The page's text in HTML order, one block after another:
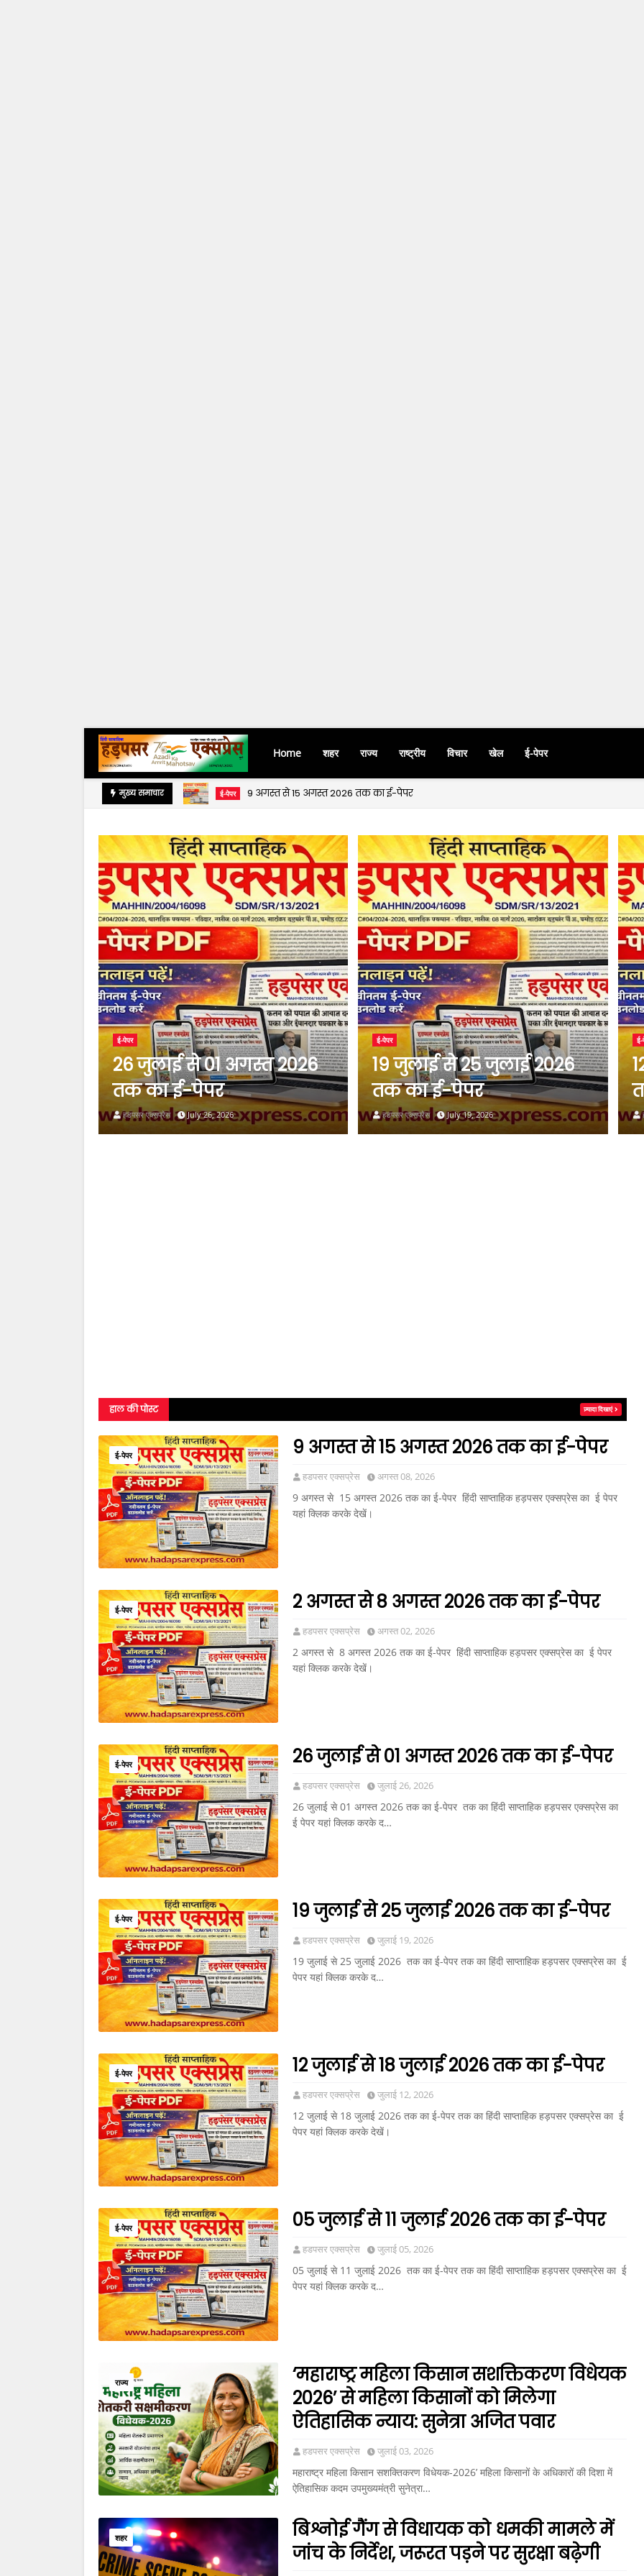
Home शहर राज्य राष्ट्रीय विचार खेल ई-पेपर
मुख्य समाचार ई-पेपर 2 अगस्त से 8 अगस्त 2026 तक का ई-पेपर
ई-पेपर
26 जुलाई से 01 अगस्त 2026
तक का ई-पेपर
हडपसर एक्सप्रेस July 26, 2026
ई-पेपर
19 जुलाई से 25 जुलाई 2026
तक का ई-पेपर
हडपसर एक्सप्रेस July 19, 2026
ई-
हाल की पोस्ट ज़्यादा दिखाएं
ई-पेपर 9 अगस्त से 15 अगस्त 2026 तक का ई-पेपर
हडपसर एक्सप्रेस अगस्त 08, 2026
9 अगस्त से 15 अगस्त 2026 तक का ई-पेपर हिंदी साप्ताहिक हड़पसर एक्सप्रेस का ई पेपर
यहां क्लिक करके देखें।
ई-पेपर 2 अगस्त से 8 अगस्त 2026 तक का ई-पेपर
हडपसर एक्सप्रेस अगस्त 02, 2026
2 अगस्त से 8 अगस्त 2026 तक का ई-पेपर हिंदी साप्ताहिक हड़पसर एक्सप्रेस का ई पेपर
यहां क्लिक करके देखें।
ई-पेपर 26 जुलाई से 01 अगस्त 2026 तक का ई-पेपर
हडपसर एक्सप्रेस जुलाई 26, 2026
26 जुलाई से 01 अगस्त 2026 तक का ई-पेपर तक का हिंदी साप्ताहिक हड़पसर एक्सप्रेस का
ई पेपर यहां क्लिक करके द…
ई-पेपर 19 जुलाई से 25 जुलाई 2026 तक का ई-पेपर
हडपसर एक्सप्रेस जुलाई 19, 2026
19 जुलाई से 25 जुलाई 2026 तक का ई-पेपर तक का हिंदी साप्ताहिक हड़पसर एक्सप्रेस का ई
पेपर यहां क्लिक करके द…
ई-पेपर 12 जुलाई से 18 जुलाई 2026 तक का ई-पेपर
हडपसर एक्सप्रेस जुलाई 12, 2026
12 जुलाई से 18 जुलाई 2026 तक का ई-पेपर तक का हिंदी साप्ताहिक हड़पसर एक्सप्रेस का ई
पेपर यहां क्लिक करके देखें।
ई-पेपर 05 जुलाई से 11 जुलाई 2026 तक का ई-पेपर
हडपसर एक्सप्रेस जुलाई 05, 2026
05 जुलाई से 11 जुलाई 2026 तक का ई-पेपर तक का हिंदी साप्ताहिक हड़पसर एक्सप्रेस का ई
पेपर यहां क्लिक करके द…
राज्य
‘महाराष्ट्र महिला किसान सशक्तिकरण विधेयक
2026’ से महिला किसानों को मिलेगा
ऐतिहासिक न्याय: सुनेत्रा अजित पवार
हडपसर एक्सप्रेस जुलाई 03, 2026
महाराष्ट्र महिला किसान सशक्तिकरण विधेयक-2026’ महिला किसानों के अधिकारों की दिशा में
ऐतिहासिक कदम उपमुख्यमंत्री सुनेत्रा…
शहर
बिश्नोई गैंग से विधायक को धमकी मामले में
जांच के निर्देश, जरूरत पड़ने पर सुरक्षा बढ़ेगी